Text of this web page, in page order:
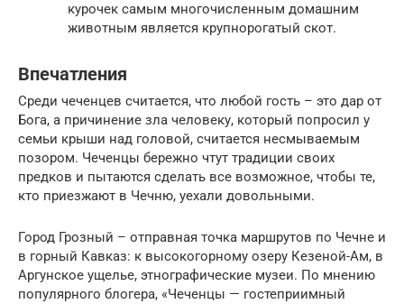
курочек самым многочисленным домашним
животным является крупнорогатый скот.
Впечатления
Среди чеченцев считается, что любой гость – это дар от
Бога, а причинение зла человеку, который попросил у
семьи крыши над головой, считается несмываемым
позором. Чеченцы бережно чтут традиции своих
предков и пытаются сделать все возможное, чтобы те,
кто приезжают в Чечню, уехали довольными.
Город Грозный – отправная точка маршрутов по Чечне и
в горный Кавказ: к высокогорному озеру Кезеной-Ам, в
Аргунское ущелье, этнографические музеи. По мнению
популярного блогера, «Чеченцы — гостеприимный